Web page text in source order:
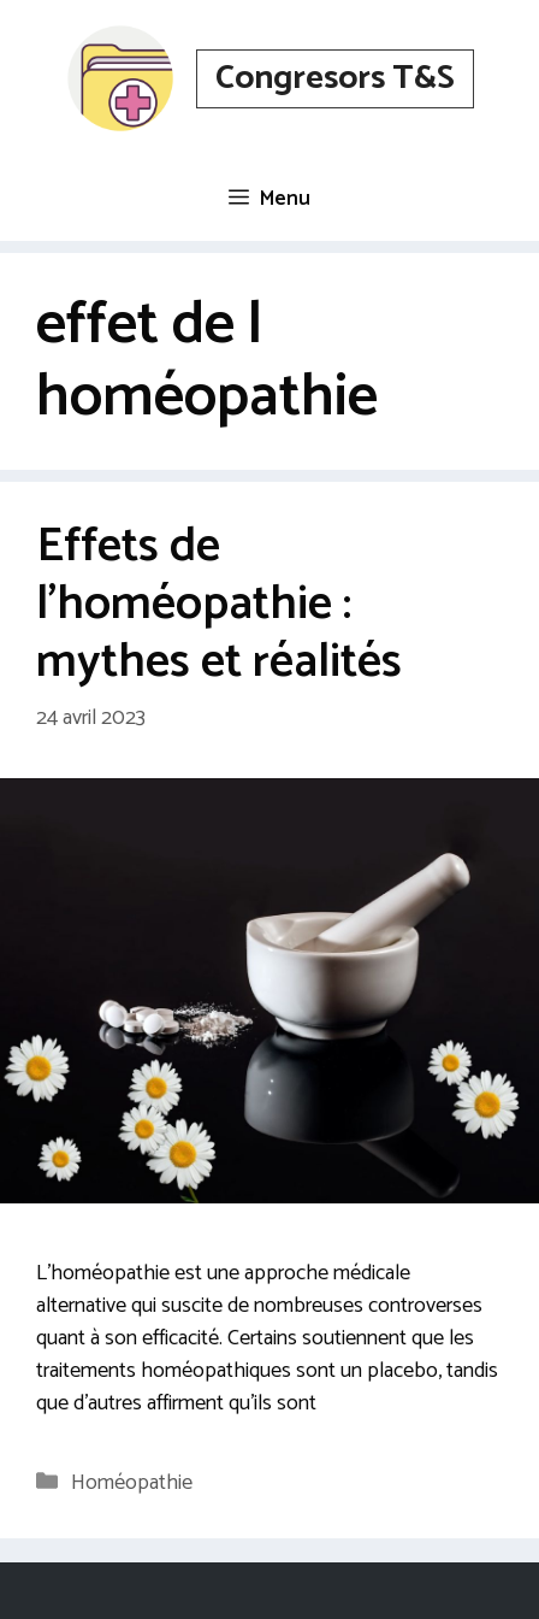
Congresors T&S
Menu
effet de l
homéopathie
Effets de
l’homéopathie :
mythes et réalités
24 avril 2023
L’homéopathie est une approche médicale
alternative qui suscite de nombreuses controverses
quant à son efficacité. Certains soutiennent que les
traitements homéopathiques sont un placebo, tandis
que d’autres affirment qu’ils sont
Catégories
Homéopathie